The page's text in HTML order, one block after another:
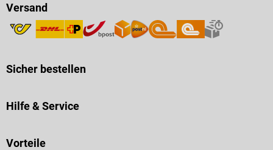
Versand
Sicher bestellen
Hilfe & Service
Vorteile